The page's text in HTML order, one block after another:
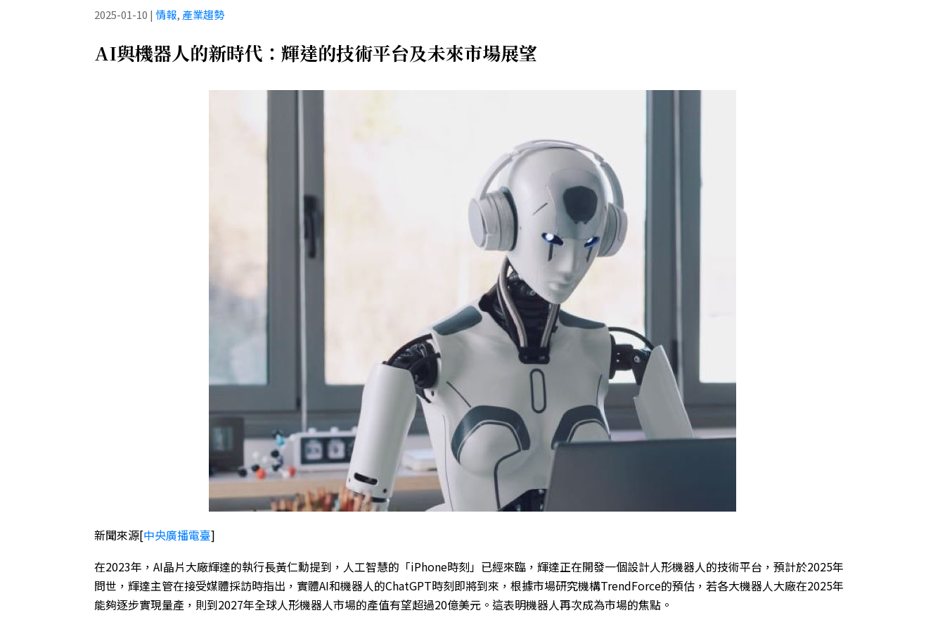
2025-01-10 |情報, 產業趨勢
AI與機器人的新時代：輝達的技術平台及未來市場展望
新聞來源[中央廣播電臺]
在2023年，AI晶片大廠輝達的執行長黃仁勳提到，人工智慧的「iPhone時刻」已經來臨，輝達正在開發一個設計人形機器人的技術平台，預計於2025年
問世，輝達主管在接受媒體採訪時指出，實體AI和機器人的ChatGPT時刻即將到來，根據市場研究機構TrendForce的預估，若各大機器人大廠在2025年
能夠逐步實現量產，則到2027年全球人形機器人市場的產值有望超過20億美元。這表明機器人再次成為市場的焦點。